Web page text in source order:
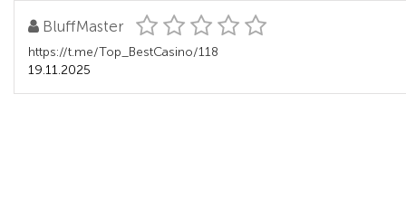
BluffMaster
https://t.me/Top_BestCasino/118
19.11.2025